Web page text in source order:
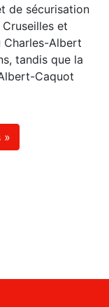
de sécurisation
et
Charles-Albert
tandis que la
Caquot
»